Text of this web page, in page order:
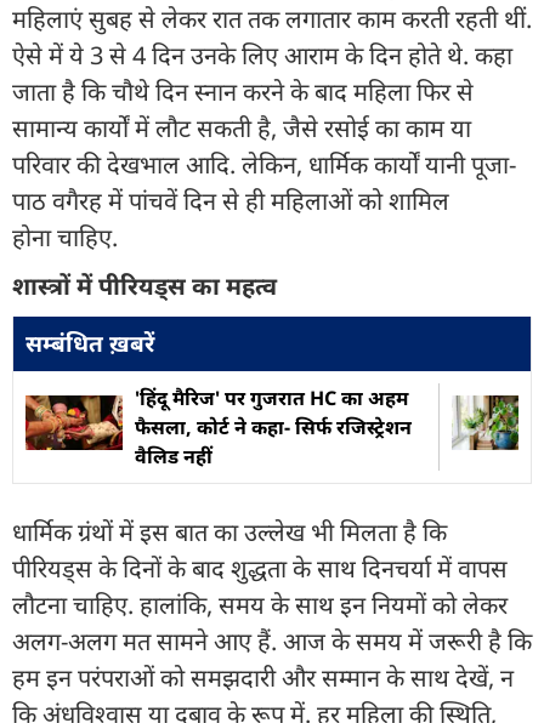
महिलाएं सुबह से लेकर रात तक लगातार काम करती रहती थीं.
ऐसे में ये 3 से 4 दिन उनके लिए आराम के दिन होते थे. कहा
जाता है कि चौथे दिन स्नान करने के बाद महिला फिर से
सामान्य कार्यों में लौट सकती है, जैसे रसोई का काम या
परिवार की देखभाल आदि. लेकिन, धार्मिक कार्यों यानी पूजा-
पाठ वगैरह में पांचवें दिन से ही महिलाओं को शामिल
होना चाहिए.
शास्त्रों में पीरियड्स का महत्व
सम्बंधित ख़बरें
'हिंदू मैरिज' पर गुजरात HC का अहम
फैसला, कोर्ट ने कहा- सिर्फ रजिस्ट्रेशन
वैलिड नहीं
धार्मिक ग्रंथों में इस बात का उल्लेख भी मिलता है कि
पीरियड्स के दिनों के बाद शुद्धता के साथ दिनचर्या में वापस
लौटना चाहिए. हालांकि, समय के साथ इन नियमों को लेकर
अलग-अलग मत सामने आए हैं. आज के समय में जरूरी है कि
हम इन परंपराओं को समझदारी और सम्मान के साथ देखें, न
कि अंधविश्वास या दबाव के रूप में. हर महिला की स्थिति,